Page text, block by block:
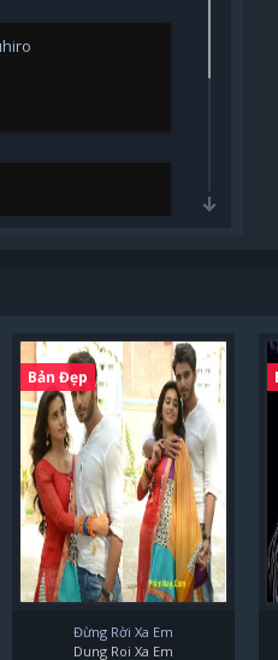
Bản Đẹp
Đừng Rời Xa Em
Dung Roi Xa Em